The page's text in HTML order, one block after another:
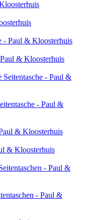
& Kloosterhuis
- Paul &
& Kloosterhuis
- Paul &